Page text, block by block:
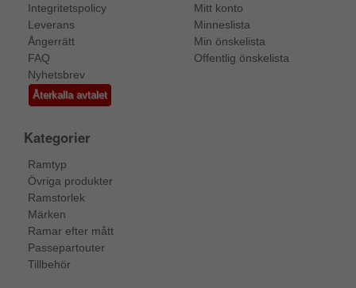
Integritetspolicy
Leverans
Ångerrätt
FAQ
Nyhetsbrev
Återkalla avtalet
Mitt konto
Minneslista
Min önskelista
Offentlig önskelista
Kategorier
Ramtyp
Övriga produkter
Ramstorlek
Märken
Ramar efter mått
Passepartouter
Tillbehör